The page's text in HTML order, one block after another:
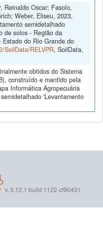
Reinaldo Oscar; Fasolo,
Weber, Eliseu, 2023,
semidetalhado
de solos - Região da
Estado do Rio Grande do
SoilData/RELVPR, SoilData,
obtidos do Sistema
construído e mantido pela
Informática Agropecuária
'Levantamento
v. 5.12.1 build 1122-cf90431